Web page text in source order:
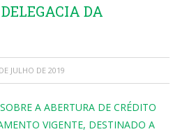
DA
JULHO DE 2019
A ABERTURA DE CRÉDITO
VIGENTE, DESTINADO A